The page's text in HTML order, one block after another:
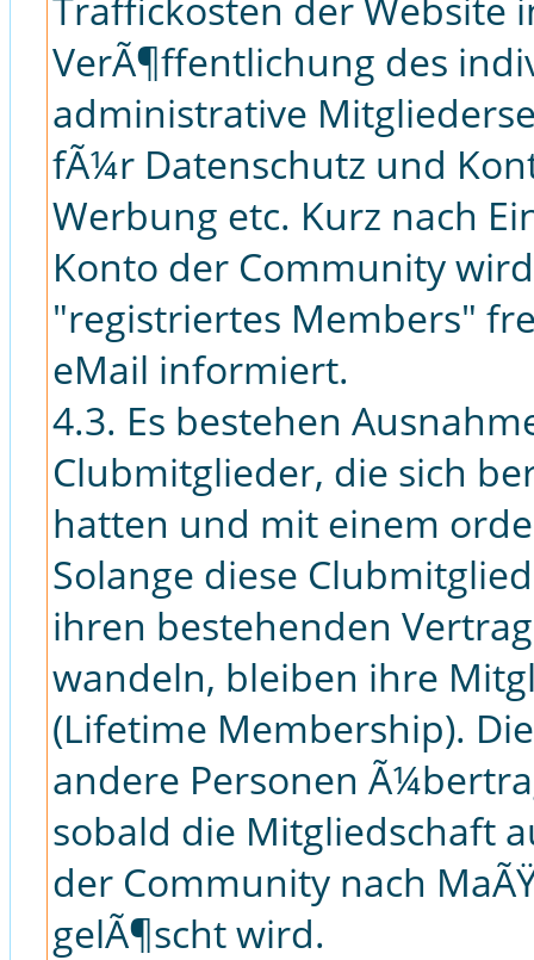
VerÃ¶ffentlichung des
administrative
fÃ¼r Datenschutz und
Werbung etc. Kurz nach
Konto der Community
"registriertes Members"
eMail informiert.
4.3. Es bestehen
Clubmitglieder, die sich
hatten und mit einem
Solange diese
ihren bestehenden
wandeln, bleiben ihre
(Lifetime Membership).
andere Personen
sobald die Mitgliedschaft
der Community nach
gelÃ¶scht wird.